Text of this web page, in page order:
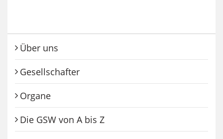
Über uns
Gesellschafter
Organe
Die GSW von A bis Z